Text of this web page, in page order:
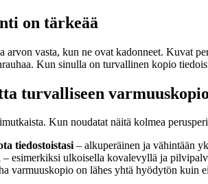
on tärkeää
arvon vasta, kun ne ovat kadonneet. Kuvat
Kun sinulla on turvallinen kopio
turvalliseen
Kun noudatat näitä kolmea
tiedostoistasi– alkuperäinen ja vähintään
– esimerkiksi ulkoisella kovalevyllä ja
varmuuskopio on lähes yhtä hyödytön kuin